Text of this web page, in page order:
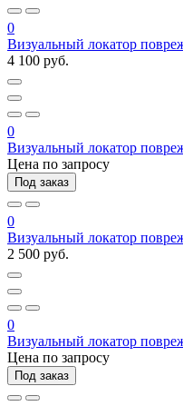
0
Визуальный локатор
4 100 руб.
0
Визуальный локатор
Цена по запросу
Под заказ
0
Визуальный локатор
2 500 руб.
0
Визуальный локатор
Цена по запросу
Под заказ